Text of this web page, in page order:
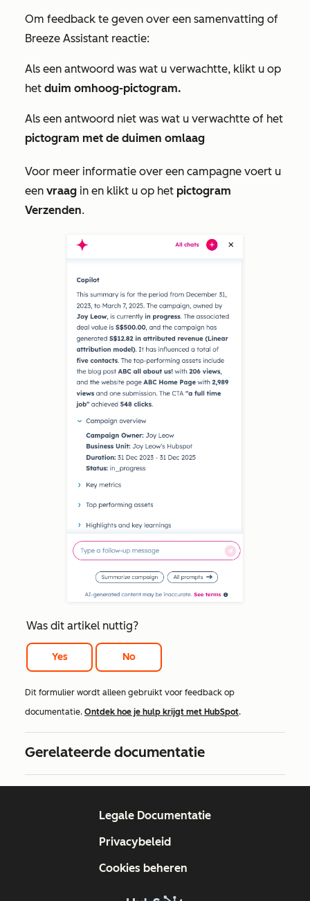
Om feedback te geven over een samenvatting of
Breeze Assistant reactie:
Als een antwoord was wat u verwachtte, klikt u op
het duim omhoog-pictogram.
Als een antwoord niet was wat u verwachtte of het
pictogram met de duimen omlaag
Voor meer informatie over een campagne voert u
een vraag in en klikt u op het pictogram
Verzenden.
Was dit artikel nuttig?
Yes No
Dit formulier wordt alleen gebruikt voor feedback op
documentatie. Ontdek hoe je hulp krijgt met HubSpot.
Gerelateerde documentatie
Legale Documentatie
Privacybeleid
Cookies beheren